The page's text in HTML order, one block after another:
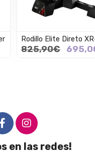
Rodillo Elite Direto
825,90€
en las redes!